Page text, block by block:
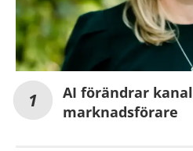
AI förändrar
marknadsförare